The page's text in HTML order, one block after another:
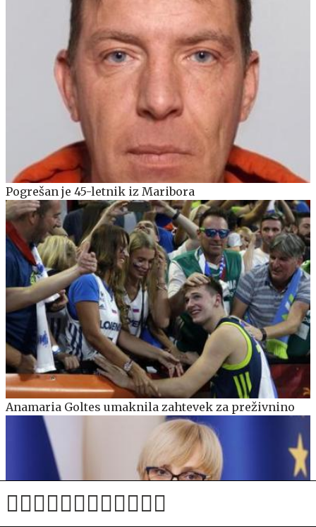
Pogrešan je 45-letnik iz Maribora
Anamaria Goltes umaknila zahtevek za preživnino